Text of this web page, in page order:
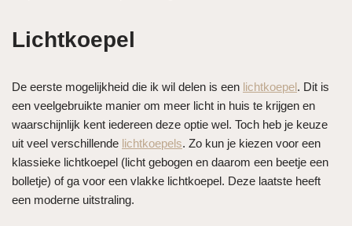
Lichtkoepel
De eerste mogelijkheid die ik wil delen is een lichtkoepel. Dit is
een veelgebruikte manier om meer licht in huis te krijgen en
waarschijnlijk kent iedereen deze optie wel. Toch heb je keuze
uit veel verschillende lichtkoepels. Zo kun je kiezen voor een
klassieke lichtkoepel (licht gebogen en daarom een beetje een
bolletje) of ga voor een vlakke lichtkoepel. Deze laatste heeft
een moderne uitstraling.